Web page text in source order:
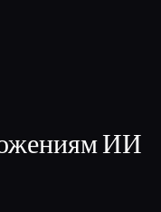
ИИ